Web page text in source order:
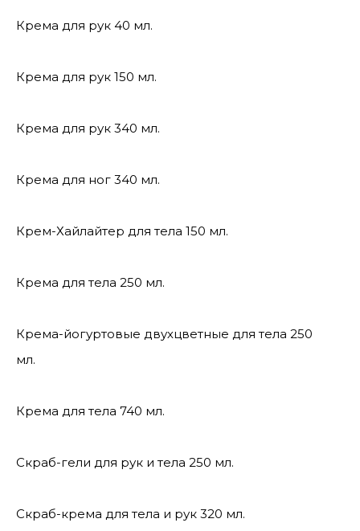
Крема для рук 40 мл.
Крема для рук 150 мл.
Крема для рук 340 мл.
Крема для ног 340 мл.
Крем-Хайлайтер для тела 150 мл.
Крема для тела 250 мл.
Крема-йогуртовые двухцветные для тела 250
мл.
Крема для тела 740 мл.
Скраб-гели для рук и тела 250 мл.
Скраб-крема для тела и рук 320 мл.